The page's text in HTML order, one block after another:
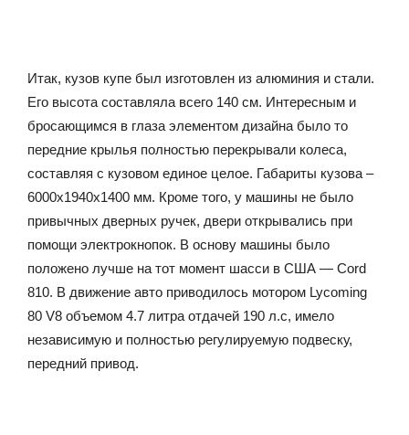
Итак, кузов купе был изготовлен из алюминия и стали.
Его высота составляла всего 140 см. Интересным и
бросающимся в глаза элементом дизайна было то
передние крылья полностью перекрывали колеса,
составляя с кузовом единое целое. Габариты кузова –
6000х1940х1400 мм. Кроме того, у машины не было
привычных дверных ручек, двери открывались при
помощи электрокнопок. В основу машины было
положено лучше на тот момент шасси в США — Cord
810. В движение авто приводилось мотором Lycoming
80 V8 объемом 4.7 литра отдачей 190 л.с, имело
независимую и полностью регулируемую подвеску,
передний привод.